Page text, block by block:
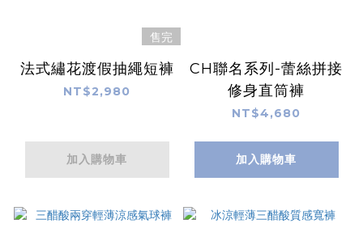
售完
法式繡花渡假抽繩短褲
NT$2,980
加入購物車
CH聯名系列-蕾絲拼接
修身直筒褲
NT$4,680
加入購物車